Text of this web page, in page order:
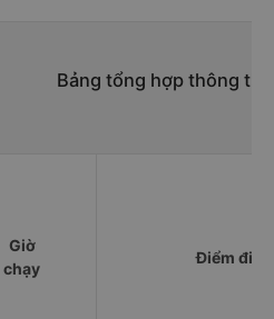
Bảng tổng hợp thông tin
Giờ
chạy
Điểm đi